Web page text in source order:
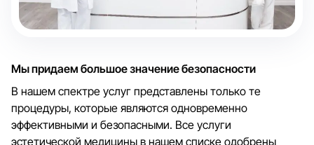
Мы придаем большое значение безопасности
В нашем спектре услуг представлены только те
процедуры, которые являются одновременно
эффективными и безопасными. Все услуги
эстетической медицины в нашем списке одобрены